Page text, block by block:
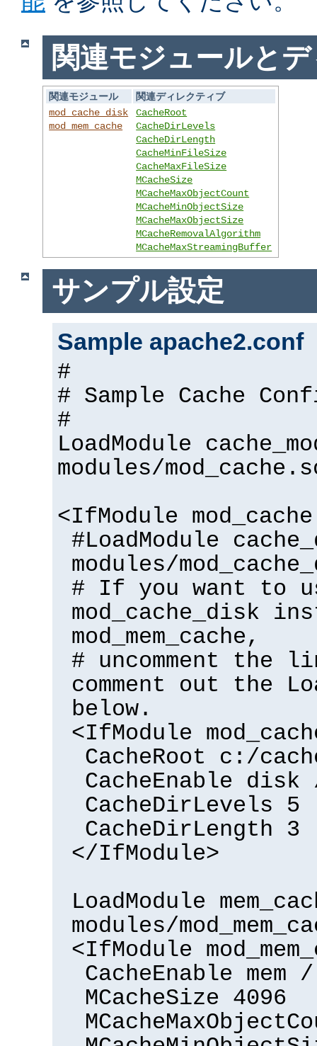
関連モジュールと
関連モジュール
関連ディレクティブ
mod_cache_disk
mod_mem_cache
CacheRoot
CacheDirLevels
CacheDirLength
CacheMinFileSize
CacheMaxFileSize
MCacheSize
MCacheMaxObjectCount
MCacheMinObjectSize
MCacheMaxObjectSize
MCacheRemovalAlgorithm
MCacheMaxStreamingBuffer
サンプル設定
Sample apache2.conf
#
# Sample Cache
#
LoadModule
modules/
<IfModule
#LoadModule
modules/
# If you want to
mod_cache_disk
mod_mem_cache,
# uncomment the
comment out the
below.
<IfModule
CacheRoot c:/
CacheEnable disk
CacheDirLevels 5
CacheDirLength 3
</IfModule>
LoadModule
modules/
<IfModule
CacheEnable mem /
MCacheSize 4096